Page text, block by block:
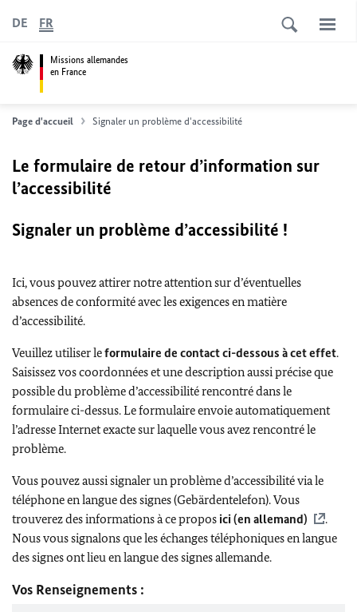
Missions allemandes
en France
DE FR
Page d'accueil Signaler un problème d'accessibilité
Le formulaire de retour d’information sur
l’accessibilité
Signaler un problème d’accessibilité !
Ici, vous pouvez attirer notre attention sur d’éventuelles
absences de conformité avec les exigences en matière
d’accessibilité.
Veuillez utiliser leformulaire de contact ci-dessous à cet effet.
Saisissez vos coordonnées et une description aussi précise que
possible du problème d’accessibilité rencontré dans le
formulaire ci-dessus. Le formulaire envoie automatiquement
l’adresse Internet exacte sur laquelle vous avez rencontré le
problème.
Vous pouvez aussi signaler un problème d’accessibilité via le
téléphone en langue des signes (Gebärdentelefon). Vous
trouverez des informations à ce propos ici (en allemand)
.
Nous vous signalons que les échanges téléphoniques en langue
des signes ont lieu en langue des signes allemande.
Vos Renseignements :